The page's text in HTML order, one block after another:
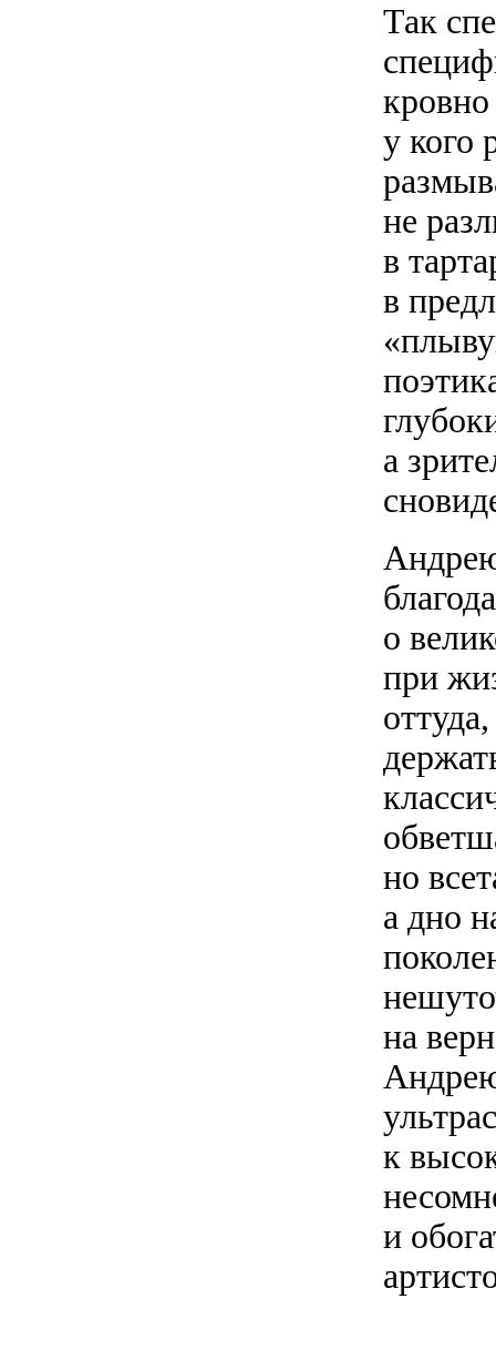
Так
у кого
не
в
в
а
о
при
но
а дно
на
к
и